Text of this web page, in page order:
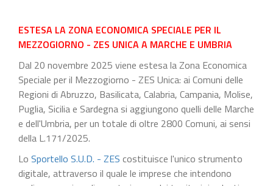
ESTESA LA ZONA ECONOMICA SPECIALE PER IL
MEZZOGIORNO - ZES UNICA A MARCHE E UMBRIA
Dal 20 novembre 2025 viene estesa la Zona Economica
Speciale per il Mezzogiorno - ZES Unica: ai Comuni delle
Regioni di Abruzzo, Basilicata, Calabria, Campania, Molise,
Puglia, Sicilia e Sardegna si aggiungono quelli delle Marche
e dell'Umbria, per un totale di oltre 2800 Comuni, ai sensi
della L.171/2025.
Lo Sportello S.U.D. - ZES costituisce l'unico strumento
digitale, attraverso il quale le imprese che intendono